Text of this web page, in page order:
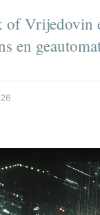
of Vrijedovin
en